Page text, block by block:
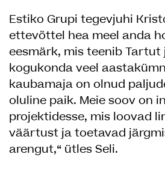
Estiko Grupi tegevjuhi
ettevõttel hea meel anda
eesmärk, mis teenib Tartut
kogukonda veel
kaubamaja on olnud
oluline paik. Meie soov on
projektidesse, mis loovad
väärtust ja toetavad
arengut,“ ütles Seli.